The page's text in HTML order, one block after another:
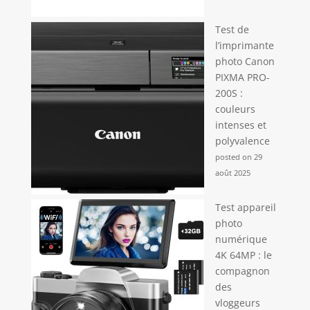
immédiatement.
Livré avec une
carte microSD
32GB et une
autonomie
prolongée, c’est le
cadeau idéal pour
adolescents et
débutateurs en
photo, que ce soit
pour un
anniversaire, une
fête, une remise de
diplôme ou un
voyage en famille.
[Conception
compacte / Facile à
transporter, facile
Test de
l’imprimante
photo Canon
PIXMA PRO-
200S :
couleurs
intenses et
polyvalence
posted on 29
août 2025
Test appareil
photo
numérique
4K 64MP : le
compagnon
des
vloggeurs